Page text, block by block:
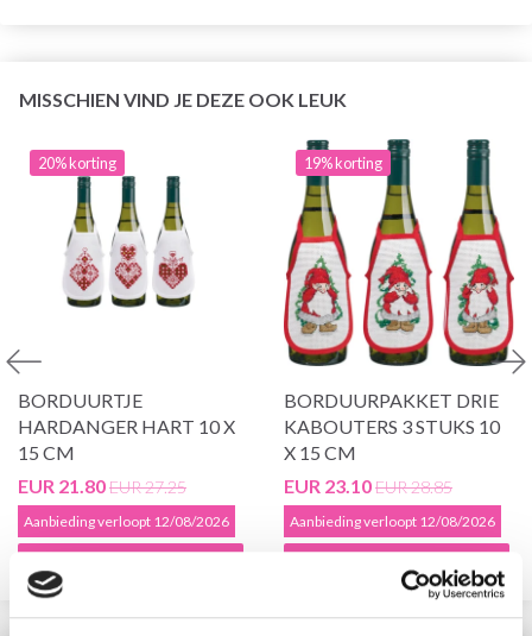
MISSCHIEN VIND JE DEZE OOK LEUK
20% korting
BORDUURTJE
HARDANGER HART 10 X
15 CM
EUR 21.80EUR 27.25
Aanbieding verloopt 12/08/2026
19% korting
BORDUURPAKKET DRIE
KABOUTERS 3 STUKS 10
X 15 CM
EUR 23.10EUR 28.85
Aanbieding verloopt 12/08/2026